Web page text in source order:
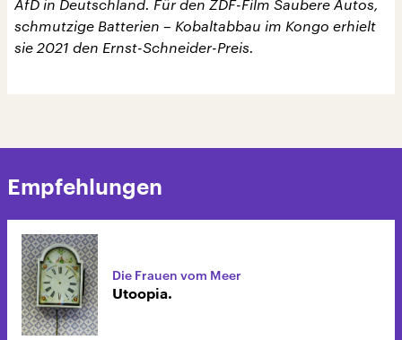
AfD in Deutschland. Für den ZDF-Film Saubere Autos,
schmutzige Batterien – Kobaltabbau im Kongo erhielt
sie 2021 den Ernst-Schneider-Preis.
Empfehlungen
Die Frauen vom Meer
Utoopia.